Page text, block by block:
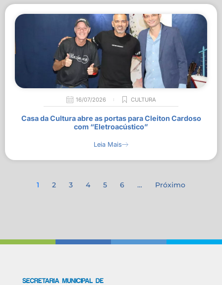
16/07/2026 CULTURA
Casa da Cultura abre as portas para Cleiton Cardoso
com “Eletroacústico”
Leia Mais
1 2 3 4 5 6 … Próximo